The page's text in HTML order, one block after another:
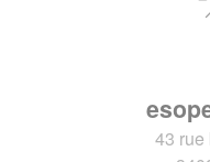
43 rue